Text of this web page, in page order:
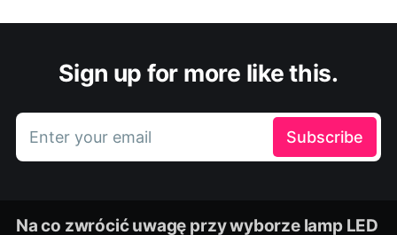
Sign up for more like this.
Enter your email Subscribe
Na co zwrócić uwagę przy wyborze lamp LED